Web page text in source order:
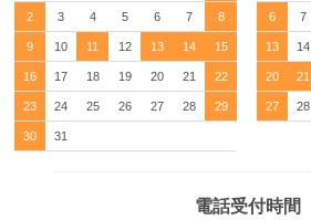
2 3 4 5 6 7 8
9 10 11 12 13 14 15
16 17 18 19 20 21 22
23 24 25 26 27 28 29
30 31
6 7
13 14
20 21
27 28
電話受付時間